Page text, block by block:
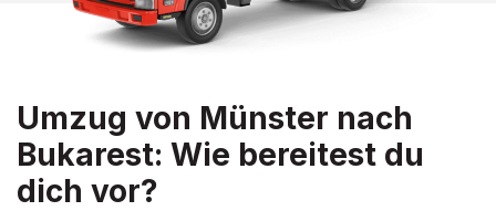
Umzug von Münster nach
Bukarest: Wie bereitest du
dich vor?